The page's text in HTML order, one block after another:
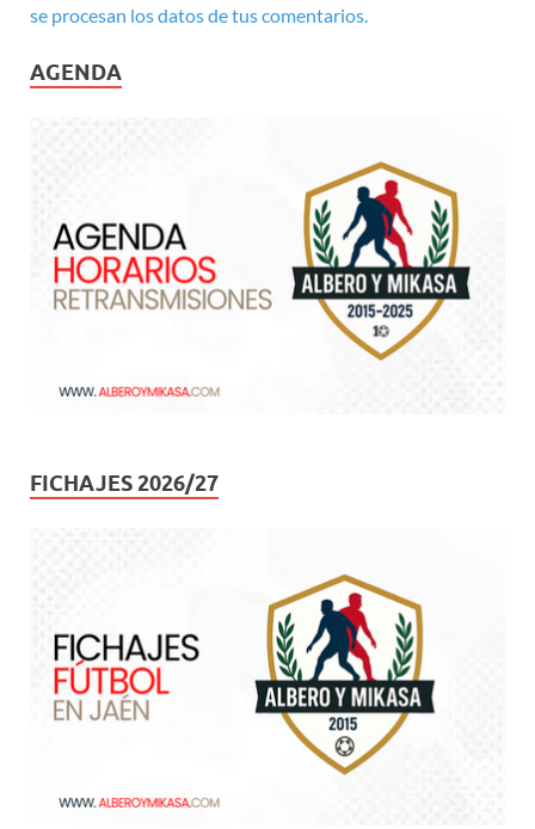
se procesan los datos de tus comentarios.
AGENDA
FICHAJES 2026/27